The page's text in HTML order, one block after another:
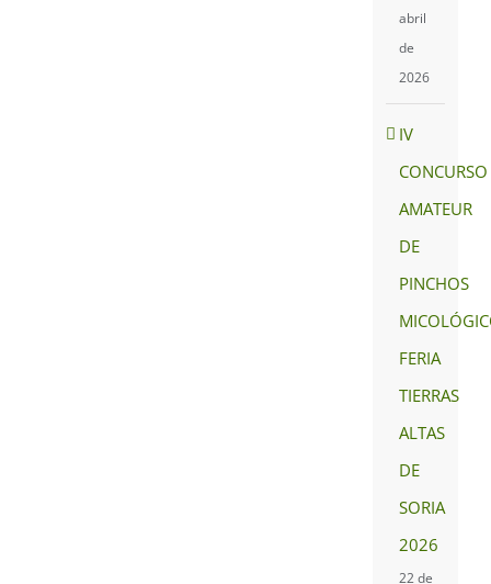
abril
de
2026
IV
CONCURSO
AMATEUR
DE
PINCHOS
FERIA
TIERRAS
ALTAS
DE
SORIA
2026
22 de